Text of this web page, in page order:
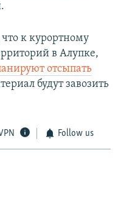
к курортному
в Алупке,
отсыпать
будут завозить
Follow us